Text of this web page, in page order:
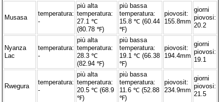
Musasa
temperatura:
-
più alta
temperatura:
27.1 ℃
(80.78 ℉)
più bassa
temperatura:
15.8 ℃ (60.44
℉)
piovosit:
155.8mm
giorni
piovosi:
20.2
Nyanza
Lac
temperatura:
-
più alta
temperatura:
28.3 ℃
(82.94 ℉)
più bassa
temperatura:
19.1 ℃ (66.38
℉)
piovosit:
194.4mm
giorni
piovosi:
19.1
Rwegura
temperatura:
-
più alta
temperatura:
20.5 ℃ (68.9
℉)
più bassa
temperatura:
11.6 ℃ (52.88
℉)
piovosit:
234.9mm
giorni
piovosi:
21.5